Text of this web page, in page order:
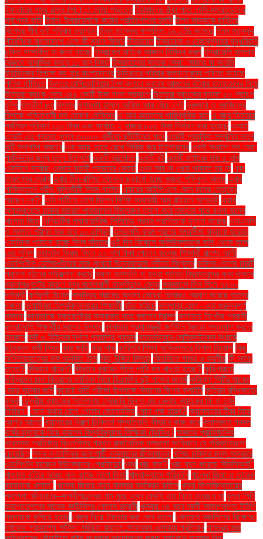
ইফতারের সময় রাসুল (সা.) যে দোয়া পড়তেন ইয়ামালের বাঁকা পথে মেসি-ম্যারাডোনার
স্বপ্নের বাড়ি ইরান: ইসরায়েলকে কঠোর প্রতিশোধের হুমকি ইলন মাস্ককে ছাড়িয়ে
বিশ্বের শীর্ষ ধনী পরিবার ওয়ালটন ইলন মাস্কের সম্পত্তি ১৯.২% কমেছে ইলন মাস্কের
স্টারলিংক বাংলাদেশে এলে কী সুফল মিলবে ইসরায়েল ইসরায়েল ও হেজবুল্লাহর যুদ্ধবিরতি
চুক্তি সম্পর্কিত যা জানা যাচ্ছে ইসরায়েল মাইকে আজান নিষিদ্ধ করল ইসরায়েলি হামলায়
বৈরুতে আবাসিক ভবনে ১১ জন নিহত ইসরায়েলের সাবেক সেনা: 'গাজায় যা করেছি
উইন্ডিজের বিপক্ষে বড় হার বাংলাদেশের উড়িরচরে পরিবার কল্যাণকেন্দ্র পরিণত হয়েছে
পুলিশ ফাঁড়িতে উত্তর মেসিডোনিয়ায় নৈশ ক্লাবে ভয়াবহ আগুনের ঘটনায় হতাহতদের নিয়ে
উত্তরা ব্যাংক দেবে ১৪৫ কোটি টাকা নগদ লভ্যাংশ উত্তরা ব্যাংকের মুনাফা ৫০ শতাংশ
বৃদ্ধি উত্তীর্ণ ৮৩ উদ্ধার উপদেষ্টা হাসান আরিফ আর বেঁচে নেই উরুগুয়ে ও ব্রাজিলের
বিপক্ষে শক্তিশালী দল ঘোষণা মেসিদের এ আর রহমানের পারিশ্রমিক কত এ বছর ফিতরার
সর্বনিম্ন পরিমাণ ১১০ টাকা এবং সর্বোচ্চ ২ হাজার ৮০৫ টাকা নির্ধারণ করা হয়েছে এআই
এআই এর প্রভাব: গুগল ৩০০০০ কর্মীকে ছাঁটাইয়ের পথে এআই প্রযুক্তি সম্বলিত নতুন
দুটি ল্যাপটপ বাজারে এক ম্যাচ হাতে রেখে সিরিজ জয় টাইগারদের একই অ্যাপে সব সেবা:
পর্যটকদের জন্য নতুন উদ্যোগ একটি আন্দোলন একটি বই একটি বার্গারের দাম ৫ লাখ
একদিনে সর্বোচ্চ ওমরাহ যাত্রী প্রবাহের রেকর্ড এখন আর না খেয়ে থাকতে হয় না এবং
তারুণ্যের দ্রোহ এবার চীন-রাশিয়া থেকেও ছড়ানো হচ্ছে গুজব: শফিকুল আলম এবার
পাকিস্তানে শহীদ বুদ্ধিজীবী দিবস পালিত এবারের আইপিএলে কোন দলের নেতৃত্বে
আছেন কে?. এবি পার্টিতে যোগ দিলেন বিশিষ্ট ব্যবসায়ী আবু রাইয়ান আশয়ারী এয়ার
অ্যাম্বুলেন্সে ঢাকার হজরত শাহজালাল বিমানবন্দর ত্যাগ করে লন্ডনের পথে রওনা হলেন
খালেদা জিয়া এশিয়াটিক ল্যাবরেটরিজ লিমিটেড প্রথম প্রান্তিকে মুনাফা করেছে এসএসসি
ও সমমান পরীক্ষা শুরু হবে ১০ এপ্রিল এসএসসি ফরম পূরণের সময়সীমা বাড়ানো হয়েছে
এ্যানিকে পাঠানো হচ্ছে বিশ্ব সাঁতারে ওই দিন বিকেলে অলিউল্লাহকে বাড়ি থেকে তুলে
নেয় পুলিশ ওয়ালটন ফ্রিজ কিনে ২০ লাখ টাকা পেলেন কলেজ শিক্ষার্থী রাশেদ আলী
ওয়াশিংটনে হেলিকপ্টারের সঙ্গে সংঘর্ষে উড়োজাহাজ নদীতে বিধ্বস্ত কমিশন দেশের চারটি
প্রদেশ গঠনের পরিকল্পনা করছে কয়লা আমদানি না হওয়া পর্যন্ত বিদ্যুৎকেন্দ্র বন্ধ থাকবে
কয়লাসঙ্কটের কারণে বন্ধ মহেশখালী তাপবিদ্যুৎ কেন্দ্র করমজলে তিন দিনে ৭৫০০
দর্শনার্থী কর্ণফুলী টানেল কলসিন্দুর গ্রামের অদম্য মেয়েরা আবারও প্রমাণ করেছে তাদের
দক্ষতা কলাম্বিয়া বিশ্ববিদ্যালয়ের শিক্ষার্থী কাঁচা মরিচে কানপাকা রোগ - এক গুরুত্বপুর্ণ
সমস্যা কানাডাকে যুক্তরাষ্ট্রের অঙ্গরাজ্য হতে বললেন ট্রাম্প কানাডায় নিখোঁজ প্রবাসী
বাংলাদেশি শিক্ষার্থীর মরদেহ উদ্ধার কানাডার প্রধানমন্ত্রী জাস্টিন ট্রুডো পদত্যাগ করতে
যাচ্ছেন কান্ট ও হিউমের দর্শনে গাজালির প্রভাব কাভার্ডভ্যান-মোটরসাইকেল সংঘর্ষে
ছাত্রদল কর্মী নিহত কার ক্ষতি কার লাভ কারিগরি শিক্ষা অধিদপ্তরে বিশাল নিয়োগ কিছু
অধিনায়কত্বের নাম অনুমিত ছিল কিছু ইঙ্গিত মিলছে কিডনিতে পাথর ও করণীয় কী আছে
তাতে? কীভাবে খাবেন? কীভাবে বুঝবেন শীতে পানি কম খাওয়া হচ্ছে? কুড়িগ্রামে
দরিদ্রদের চাল বিতরণের তালিকা নিয়ে বিএনপির দুই পক্ষের সংঘর্ষ কুমিল্লা সিটির সাবেক
মেয়র সূচনার জমি কুয়েটে ভর্তি পরীক্ষা উপলক্ষে বিমানের বিশেষ ফ্লাইট কৃত্রিম বুদ্ধিমত্তা
কৃষক কেন্দ্রীয় ব্যাংকের নির্দেশনায় ট্রেজারি বিল ও বন্ড কেনায় ব্যাংকের ফি ও চার্জ
নির্ধারণ" কোন কথায় রেগে গেলেন জেলেনস্কি কোন পক্ষ হারল? ক্যানসারের টিকা নিয়ে
আশার আলো ক্যান্সারের বিকল্প চিকিৎসা পদ্ধতিগুলি কীভাবে কাজ করে ক্লাসরুমে প্রথম
বর্ষের ছাত্রকে বিয়ে করলেন বিশ্ববিদ্যালয় শিক্ষিকা (ভিডিও) ক্ষমতার প্রাতিষ্ঠানিক
ভারসাম্য প্রতিষ্ঠায় বিএনপিসহ প্রধান রাজনৈতিক দলগুলো সংবিধানে যে পরিবর্তনগুলো
চেয়েছিল ক্ষুদ্র নৃ-তাত্বিক জনগোষ্ঠী চাকমাদের জীবনযাত্রা খনিজ চুক্তির জন্য শুক্রবার
ওয়াশিংটন যাচ্ছেন ইউক্রেনের প্রেসিডেন্ট খবর খরচ কত? খরচ বহন করেছে বিসিসিআই"
খাওয়ার বাইরে আরও কত কাজে লাগে ডিম! খাদ্যাভ্যাসে পরিবর্তন খালেদা জিয়া ও তারেক
রহমানকে খালাস'' খালেদা জিয়ার নতুন মামলার কার্যক্রম বাতিল খুলনা বিশ্ববিদ্যালয়ের
স্থাপনা: জীবনানন্দ–জগদীশচন্দ্রের নাম মুছে এখন কেউই দায় নিতে চাচ্ছেন না খুলনা সিটি
করপোরেশনের সাবেক কাউন্সিলর গোলাম রব্বানী খুলনায় ৭৪ বছর বয়সী সাজাপ্রাপ্ত ইউপি
সদস্যকে কুপিয়ে হত্যা খেজুর দিয়ে ইফতার করা কেন ভালো খেলাফত মজলিসের বিক্ষোভ:
ধর্ষকের ‘প্রকাশ্যে শাস্তি’ দাবিতে বায়তুল মোকাররম এলাকায় প্রতিবাদ গণতন্ত্র মঞ্চ